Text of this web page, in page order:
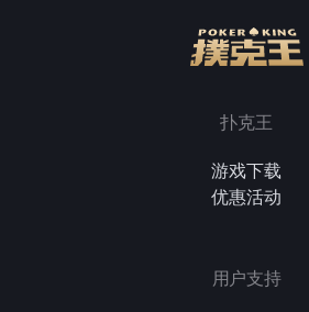
扑克王
游戏下载
优惠活动
用户支持